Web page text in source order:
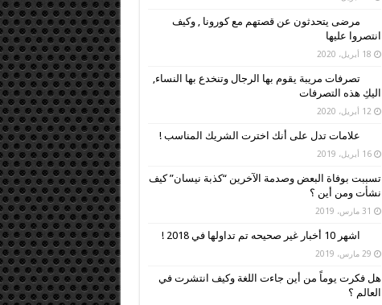
مرضى يتحدثون عن قصتهم مع كورونا , وكيف
انتصروا عليها
18 أبريل، 2020
تصرفات مريبة يقوم بها الرجال وتنخدع بها النساء,
اليكِ هذه التصرفات
12 أبريل، 2020
علامات تدل على أنك اخترت الشريك المناسب !
16 أبريل، 2019
تسببت بوفاة البعض وصدمة الآخرين “كذبة نيسان” كيف
نشأت ومن أين ؟
31 مارس، 2019
اشهر 10 أخبار غير صحيحه تم تداولها في 2018 !
29 مارس، 2019
هل فكرت يوماً من أين جاءت اللغة وكيف انتشرت في
العالم ؟